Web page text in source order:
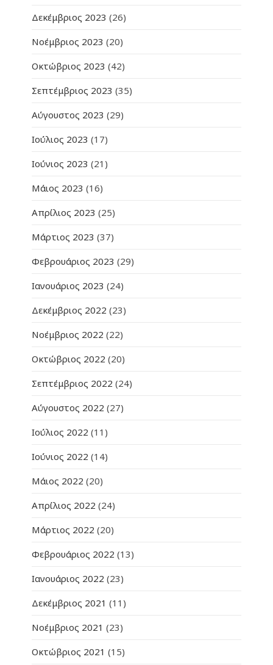
Δεκέμβριος 2023 (26)
Νοέμβριος 2023 (20)
Οκτώβριος 2023 (42)
Σεπτέμβριος 2023 (35)
Αύγουστος 2023 (29)
Ιούλιος 2023 (17)
Ιούνιος 2023 (21)
Μάιος 2023 (16)
Απρίλιος 2023 (25)
Μάρτιος 2023 (37)
Φεβρουάριος 2023 (29)
Ιανουάριος 2023 (24)
Δεκέμβριος 2022 (23)
Νοέμβριος 2022 (22)
Οκτώβριος 2022 (20)
Σεπτέμβριος 2022 (24)
Αύγουστος 2022 (27)
Ιούλιος 2022 (11)
Ιούνιος 2022 (14)
Μάιος 2022 (20)
Απρίλιος 2022 (24)
Μάρτιος 2022 (20)
Φεβρουάριος 2022 (13)
Ιανουάριος 2022 (23)
Δεκέμβριος 2021 (11)
Νοέμβριος 2021 (23)
Οκτώβριος 2021 (15)